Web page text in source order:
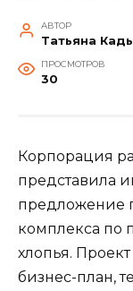
АВТОР
Татьяна
ПРОСМОТРОВ
30
Корпорация
представила
предложение
комплекса по
хлопья.
бизнес-план,